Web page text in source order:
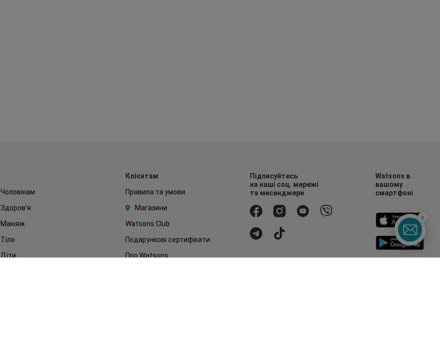
Чоловікам
Здоров'я
Макіяж
Тіло
Діти
Клієнтам
Правила та умови
Магазини
Watsons Club
Подарункові сертифікати
Про Watsons
Підписуйтесь
на наші соц. мережі
та месенджери
Watsons в
вашому
смартфоні
x